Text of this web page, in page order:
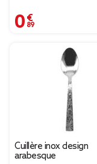
0,89 €
Cuillère inox design
arabesque